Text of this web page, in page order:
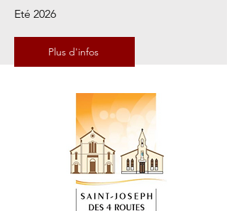
Eté 2026
Plus d'infos